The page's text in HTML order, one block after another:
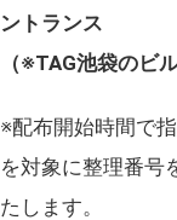
ントランス
（※TAG池袋のビ
※配布開始時間で
を対象に整理番号
たします。